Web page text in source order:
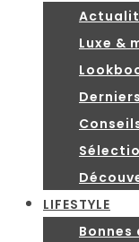
Luxe &
LIFESTYLE
Bonnes